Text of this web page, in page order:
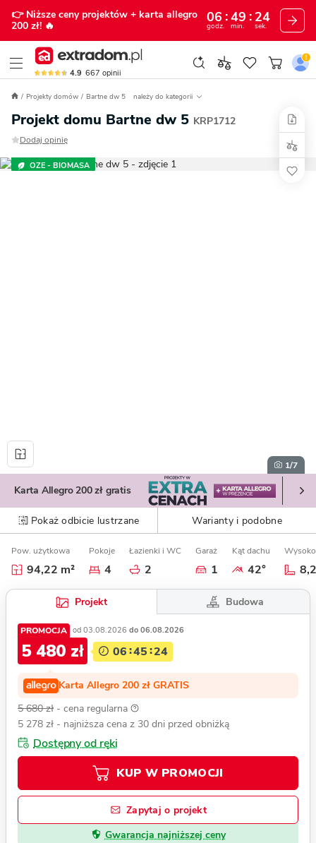
👉 Niższe ceny projektów + karta allegro
200 zł! 🔥
06
godz.
49
min.
23
sek.
4.9 667 opinii
Projekty domów Bartne dw 5 należy do kategorii
Projekt domu Bartne dw 5 KRP1712
Dodaj opinię
OZE - BIOMASA
1/7
Karta Allegro 200 zł gratis
Pokaż odbicie lustrzane Warianty i podobne
Pow. użytkowa
94,22 m²
Pokoje
4
Łazienki i WC
2
Garaż
1
Kąt dachu
42°
Projekt Budowa
PROMOCJA od 03.08.2026 do 06.08.2026
06 45 23
5 480 zł
Karta Allegro 200 zł GRATIS
5 680 zł - cena regularna
5 278 zł - najniższa cena z 30 dni przed obniżką
Dostępny od ręki
KUP W PROMOCJI
Zapytaj o projekt
Gwarancja najniższej ceny